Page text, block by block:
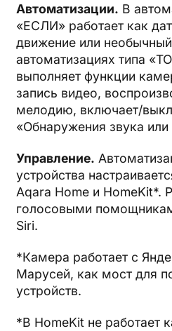
Автоматизации. В
«ЕСЛИ» работает как
движение или
автоматизациях типа
выполняет функции
запись видео,
мелодию, включает/
«Обнаружения звука
Управление.
устройства
Aqara Home и HomeKit*.
голосовыми
Siri.
*Камера работает с
Марусей, как мост для
устройств.
*В HomeKit не работает